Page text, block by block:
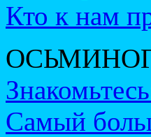
Кто к нам
Самый